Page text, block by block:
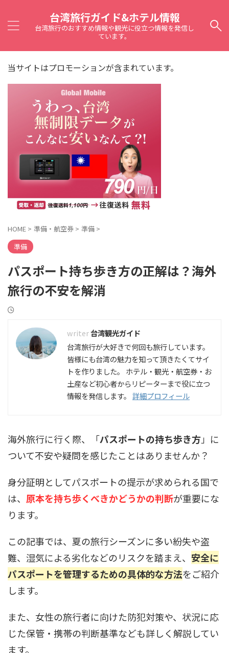
台湾旅行ガイド&ホテル情報
台湾旅行のおすすめ情報や観光に役立つ情報を発信し
ています。
当サイトはプロモーションが含まれています。
HOME > 準備・航空券 > 準備 >
準備
パスポート持ち歩き方の正解は？海外
旅行の不安を解消
台湾観光ガイド
台湾旅行が大好きで何回も旅行しています。
皆様にも台湾の魅力を知って頂きたくてサイ
トを作りました。 ホテル・観光・航空券・お
土産など初心者からリピーターまで役に立つ
情報を発信します。 詳細プロフィール
海外旅行に行く際、「パスポートの持ち歩き方」に
ついて不安や疑問を感じたことはありませんか？
身分証明としてパスポートの提示が求められる国で
は、 原本を持ち歩くべきかどうかの判断が重要にな
ります。
この記事では、夏の旅行シーズンに多い紛失や盗
難、湿気による劣化などのリスクを踏まえ、 安全に
パスポートを管理するための具体的な方法をご紹介
します。
また、女性の旅行者に向けた防犯対策や、状況に応
じた保管・携帯の判断基準なども詳しく解説してい
ます。